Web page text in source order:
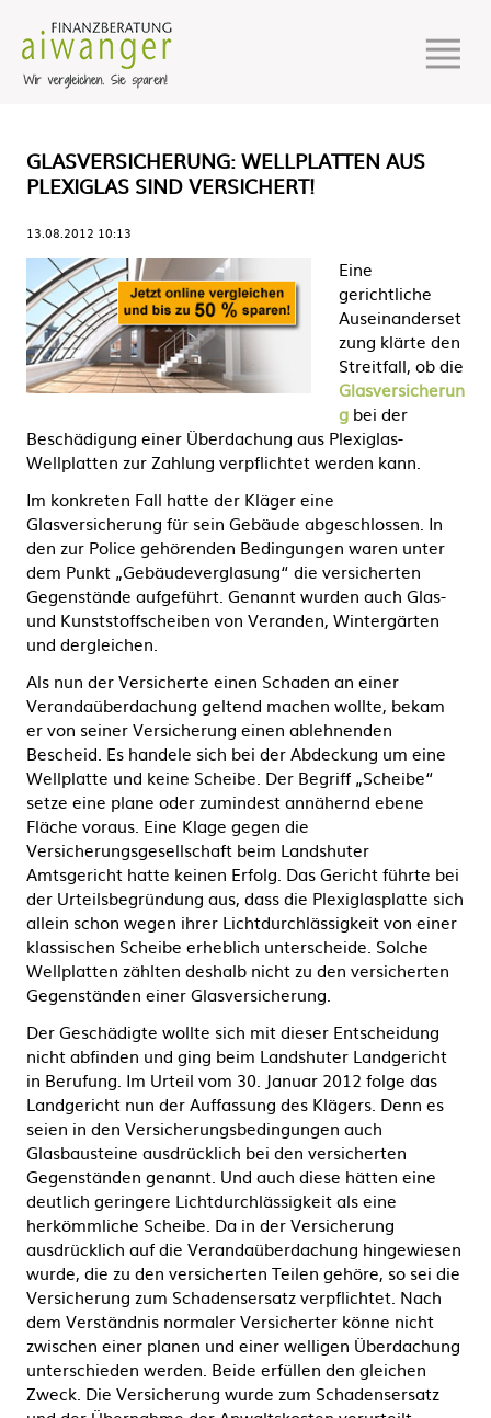
GLASVERSICHERUNG: WELLPLATTEN AUS
PLEXIGLAS SIND VERSICHERT!
13.08.2012 10:13
Eine
gerichtliche
Auseinanderset
zung klärte den
Streitfall, ob die
Glasversicherun
g bei der
Beschädigung einer Überdachung aus Plexiglas-
Wellplatten zur Zahlung verpflichtet werden kann.
Im konkreten Fall hatte der Kläger eine
Glasversicherung für sein Gebäude abgeschlossen. In
den zur Police gehörenden Bedingungen waren unter
dem Punkt „Gebäudeverglasung“ die versicherten
Gegenstände aufgeführt. Genannt wurden auch Glas-
und Kunststoffscheiben von Veranden, Wintergärten
und dergleichen.
Als nun der Versicherte einen Schaden an einer
Verandaüberdachung geltend machen wollte, bekam
er von seiner Versicherung einen ablehnenden
Bescheid. Es handele sich bei der Abdeckung um eine
Wellplatte und keine Scheibe. Der Begriff „Scheibe“
setze eine plane oder zumindest annähernd ebene
Fläche voraus. Eine Klage gegen die
Versicherungsgesellschaft beim Landshuter
Amtsgericht hatte keinen Erfolg. Das Gericht führte bei
der Urteilsbegründung aus, dass die Plexiglasplatte sich
allein schon wegen ihrer Lichtdurchlässigkeit von einer
klassischen Scheibe erheblich unterscheide. Solche
Wellplatten zählten deshalb nicht zu den versicherten
Gegenständen einer Glasversicherung.
Der Geschädigte wollte sich mit dieser Entscheidung
nicht abfinden und ging beim Landshuter Landgericht
in Berufung. Im Urteil vom 30. Januar 2012 folge das
Landgericht nun der Auffassung des Klägers. Denn es
seien in den Versicherungsbedingungen auch
Glasbausteine ausdrücklich bei den versicherten
Gegenständen genannt. Und auch diese hätten eine
deutlich geringere Lichtdurchlässigkeit als eine
herkömmliche Scheibe. Da in der Versicherung
ausdrücklich auf die Verandaüberdachung hingewiesen
wurde, die zu den versicherten Teilen gehöre, so sei die
Versicherung zum Schadensersatz verpflichtet. Nach
dem Verständnis normaler Versicherter könne nicht
zwischen einer planen und einer welligen Überdachung
unterschieden werden. Beide erfüllen den gleichen
Zweck. Die Versicherung wurde zum Schadensersatz